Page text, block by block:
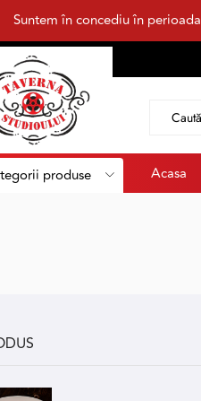
Suntem în concediu în perioada
produse Acasa